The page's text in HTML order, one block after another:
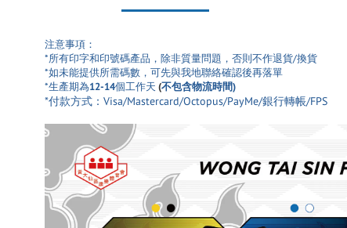
注意事項：
*所有印字和印號碼產品 ，除非質量問題，否則不作退貨/換貨
*如未能提供所需碼數，可先與我地聯絡確認後再落單
*生產期為12-14個工作天 (不包含物流時間)
*付款方式：Visa/Mastercard/Octopus/PayMe/銀行轉帳/FPS